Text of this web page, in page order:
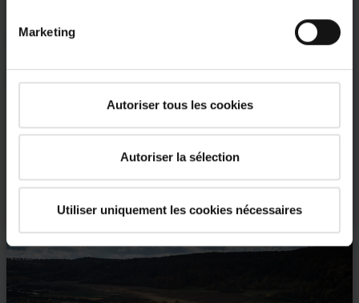
Marketing
Autoriser tous les cookies
Autoriser la sélection
Utiliser uniquement les cookies nécessaires
Options de contact, téléchargements, vidéos de service